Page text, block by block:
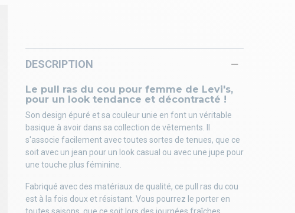
DESCRIPTION
Le pull ras du cou pour femme de Levi's,
pour un look tendance et décontracté !
Son design épuré et sa couleur unie en font un véritable
basique à avoir dans sa collection de vêtements. Il
s'associe facilement avec toutes sortes de tenues, que ce
soit avec un jean pour un look casual ou avec une jupe pour
une touche plus féminine.
Fabriqué avec des matériaux de qualité, ce pull ras du cou
est à la fois doux et résistant. Vous pourrez le porter en